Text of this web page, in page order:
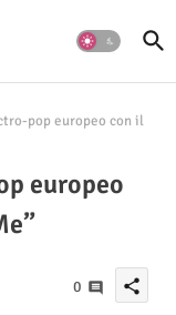
pop europeo con il
europeo
0 share